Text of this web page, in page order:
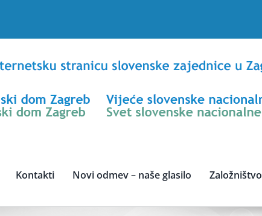
Kontakti Novi odmev – naše glasilo Založništvo